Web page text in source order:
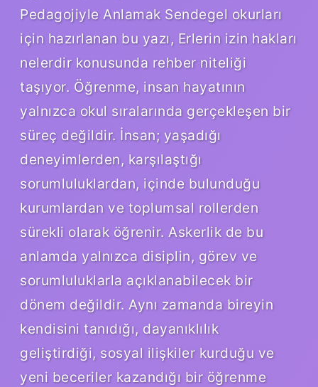
Pedagojiyle Anlamak Sendegel okurları
için hazırlanan bu yazı, Erlerin izin hakları
nelerdir konusunda rehber niteliği
taşıyor. Öğrenme, insan hayatının
yalnızca okul sıralarında gerçekleşen bir
süreç değildir. İnsan; yaşadığı
deneyimlerden, karşılaştığı
sorumluluklardan, içinde bulunduğu
kurumlardan ve toplumsal rollerden
sürekli olarak öğrenir. Askerlik de bu
anlamda yalnızca disiplin, görev ve
sorumluluklarla açıklanabilecek bir
dönem değildir. Aynı zamanda bireyin
kendisini tanıdığı, dayanıklılık
geliştirdiği, sosyal ilişkiler kurduğu ve
yeni beceriler kazandığı bir öğrenme